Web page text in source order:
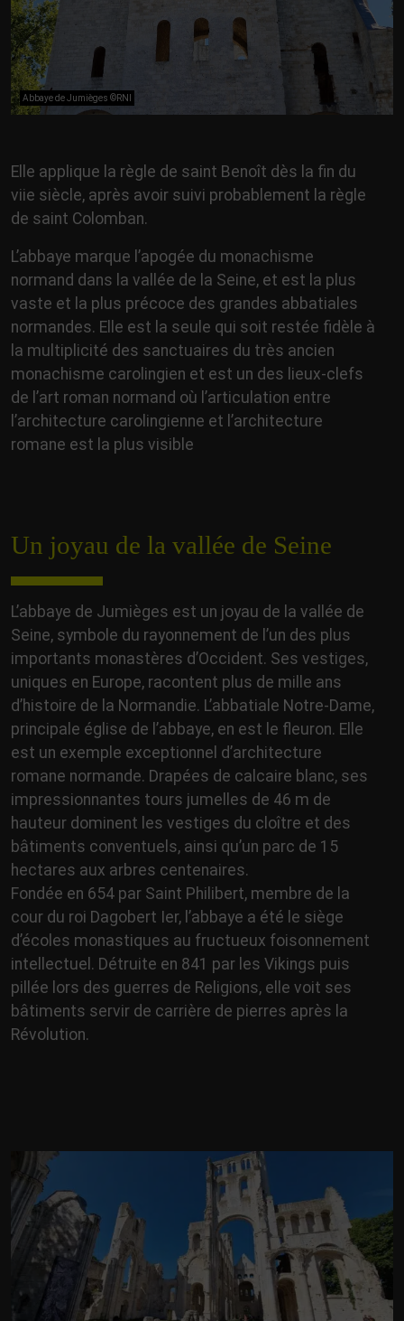
Abbaye de Jumièges ©RNI
Elle applique la règle de saint Benoît dès la fin du
viie siècle, après avoir suivi probablement la règle
de saint Colomban.
L’abbaye marque l’apogée du monachisme
normand dans la vallée de la Seine, et est la plus
vaste et la plus précoce des grandes abbatiales
normandes. Elle est la seule qui soit restée fidèle à
la multiplicité des sanctuaires du très ancien
monachisme carolingien et est un des lieux-clefs
de l’art roman normand où l’articulation entre
l’architecture carolingienne et l’architecture
romane est la plus visible
Un joyau de la vallée de Seine
L’abbaye de Jumièges est un joyau de la vallée de
Seine, symbole du rayonnement de l’un des plus
importants monastères d’Occident. Ses vestiges,
uniques en Europe, racontent plus de mille ans
d’histoire de la Normandie. L’abbatiale Notre-Dame,
principale église de l’abbaye, en est le fleuron. Elle
est un exemple exceptionnel d’architecture
romane normande. Drapées de calcaire blanc, ses
impressionnantes tours jumelles de 46 m de
hauteur dominent les vestiges du cloître et des
bâtiments conventuels, ainsi qu’un parc de 15
hectares aux arbres centenaires.
Fondée en 654 par Saint Philibert, membre de la
cour du roi Dagobert Ier, l’abbaye a été le siège
d’écoles monastiques au fructueux foisonnement
intellectuel. Détruite en 841 par les Vikings puis
pillée lors des guerres de Religions, elle voit ses
bâtiments servir de carrière de pierres après la
Révolution.